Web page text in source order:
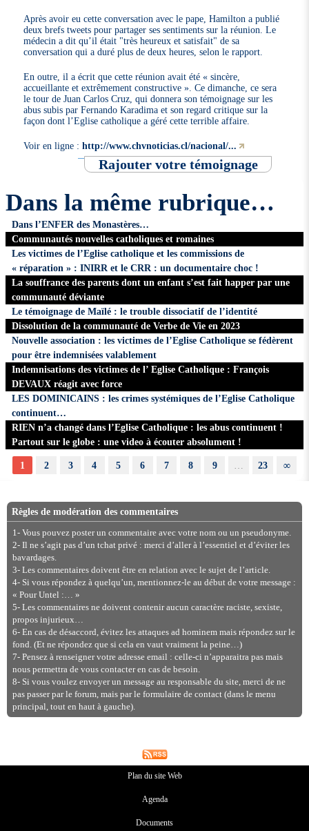
Après avoir eu cette conversation avec le pape, Hamilton a publié
deux brefs tweets pour partager ses sentiments sur la réunion. Le
médecin a dit qu’il était "très heureux et satisfait" de sa
conversation qui a duré plus de deux heures, selon le rapport.
En outre, il a écrit que cette réunion avait été « sincère,
accueillante et extrêmement constructive ». Ce dimanche, ce sera
le tour de Juan Carlos Cruz, qui donnera son témoignage sur les
abus subis par Fernando Karadima et son regard critique sur la
façon dont l’Eglise catholique a géré cette terrible affaire.
Voir en ligne :http://www.chvnoticias.cl/nacional/...
Rajouter votre témoignage
Dans la même rubrique…
Dans l’ENFER des Monastères…
Communautés nouvelles catholiques et romaines
Les victimes de l’Eglise catholique et les commissions de
« réparation » : INIRR et le CRR : un documentaire choc !
La souffrance des parents dont un enfant s’est fait happer par une
communauté déviante
Le témoignage de Maïlé : le trouble dissociatif de l’identité
Dissolution de la communauté de Verbe de Vie en 2023
Nouvelle association : les victimes de l’Eglise Catholique se fédèrent
pour être indemnisées valablement
Indemnisations des victimes de l’ Eglise Catholique : François
DEVAUX réagit avec force
LES DOMINICAINS : les crimes systémiques de l’Eglise Catholique
continuent…
RIEN n’a changé dans l’Eglise Catholique : les abus continuent !
Partout sur le globe : une video à écouter absolument !
1 2 3 4 5 6 7 8 9 23 ∞
Règles de modération des commentaires
1- Vous pouvez poster un commentaire avec votre nom ou un pseudonyme.
2- Il ne s’agit pas d’un tchat privé : merci d’aller à l’essentiel et d’éviter les
bavardages.
3- Les commentaires doivent être en relation avec le sujet de l’article.
4- Si vous répondez à quelqu’un, mentionnez-le au début de votre message :
« Pour Untel :… »
5- Les commentaires ne doivent contenir aucun caractère raciste, sexiste,
propos injurieux…
6- En cas de désaccord, évitez les attaques ad hominem mais répondez sur le
fond. (Et ne répondez que si cela en vaut vraiment la peine…)
7- Pensez à renseigner votre adresse email : celle-ci n’apparaitra pas mais
nous permettra de vous contacter en cas de besoin.
8- Si vous voulez envoyer un message au responsable du site, merci de ne
pas passer par le forum, mais par le formulaire de contact (dans le menu
principal, tout en haut à gauche).
Plan du site Web
Agenda
Documents